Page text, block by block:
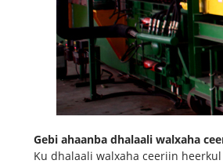
Gebi ahaanba dhalaali walxaha
Ku dhalaali walxaha ceeriin